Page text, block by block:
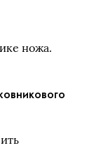
ножа.